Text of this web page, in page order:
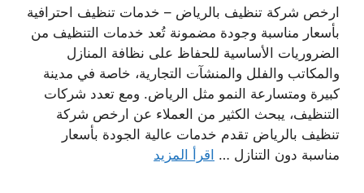
ارخص شركة تنظيف بالرياض – خدمات تنظيف احترافية
بأسعار مناسبة وجودة مضمونة تُعد خدمات التنظيف من
الضروريات الأساسية للحفاظ على نظافة المنازل
والمكاتب والفلل والمنشآت التجارية، خاصة في مدينة
كبيرة ومتسارعة النمو مثل الرياض. ومع تعدد شركات
التنظيف، يبحث الكثير من العملاء عن ارخص شركة
تنظيف بالرياض تقدم خدمات عالية الجودة بأسعار
مناسبة دون التنازل … اقرأ المزيد